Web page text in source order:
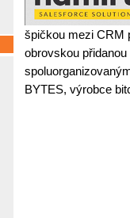
špičkou mezi CRM
obrovskou
BYTES, výrobce